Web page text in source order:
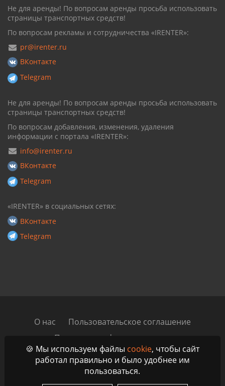
Не для аренды! По вопросам аренды просьба использовать
страницы транспортных средств!
По вопросам рекламы и сотрудничества «IRENTER»:
pr@irenter.ru
ВКонтакте
Telegram
Не для аренды! По вопросам аренды просьба использовать
страницы транспортных средств!
По вопросам добавления, изменения, удаления
информации с портала «IRENTER»:
info@irenter.ru
ВКонтакте
Telegram
«IRENTER» в социальных сетях:
ВКонтакте
Telegram
О нас
Пользовательское соглашение
Политика конфиденциальности
Автомобильный блог
Контакты
🍪 Мы используем файлы cookie, чтобы сайт
работал правильно и было удобнее им
пользоваться.